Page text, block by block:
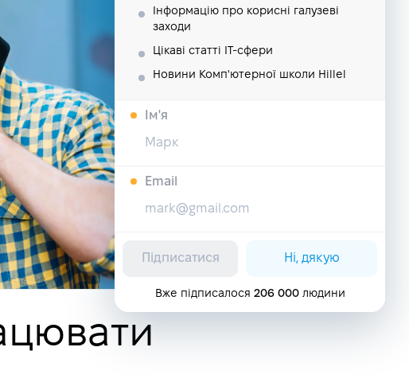
Інформацію про корисні галузеві
заходи
Цікаві статті IT-сфери
Новини Комп'ютерної школи Hillel
Iм'я
Email
Підписатися Ні, дякую
Вже підписалося 206 000людини